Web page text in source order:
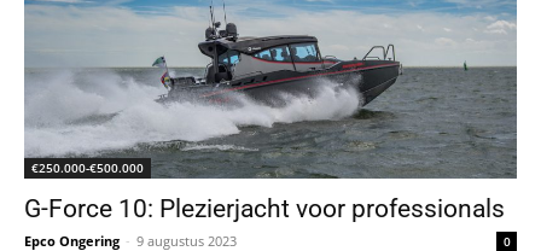
€250.000-€500.000
G-Force 10: Plezierjacht voor professionals
Epco Ongering - 9 augustus 2023 0